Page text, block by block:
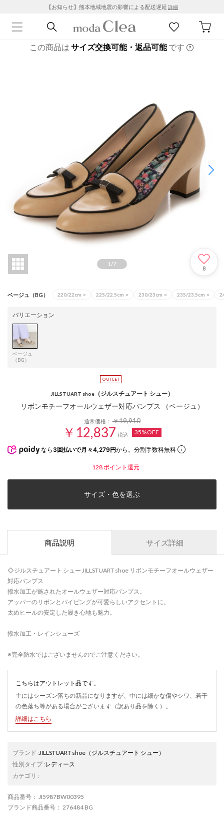
【お知らせ】熊本地域地震の影響による配送遅延 詳細
この商品は サイズ交換可能・返品可能です
1/7
8
ベージュ（BG） 220/22cm × 225/22.5cm × 230/23cm × 235/23.5cm ×
バリエーション
ベージュ
（BG）
JILLSTUART shoe （ジルスチュアート シュー）
リボンモチーフオールウェザー対応パンプス （ベージュ）
通常価格：￥19,910
￥12,837 税込 35%OFF
なら 3回払いで月々4,279円から。分割手数料無料
128 ポイント還元
サイズ・色を選ぶ
商品説明 サイズ詳細
◇ジルスチュアート シュー JILLSTUART shoe リボンモチーフオールウェザー
対応パンプス
撥水加工が施されたオールウェザー対応パンプス。
アッパーのリボンとパイピングが可愛らしいアクセントに。
太めヒールの安定した履き心地も魅力。
撥水加工・レインシューズ
※完全防水ではございませんのでご注意ください。
こちらはアウトレット品です。
主にはシーズン落ちの新品になりますが、中には細かな傷やシワ、若干
の色落ち等がある場合がございます（訳あり品を除く）。
詳細はこちら
ブランド : JILLSTUART shoe （ジルスチュアート シュー）
性別タイプ:レディース
カテゴリ :
商品番号 ： JI5987BW00395
ブランド商品番号 ： 276484 BG